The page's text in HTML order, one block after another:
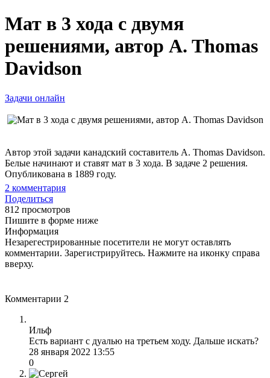
Мат в 3 хода с двумя
решениями, автор A. Thomas
Davidson
Задачи онлайн
Автор этой задачи канадский составитель A. Thomas Davidson.
Белые начинают и ставят мат в 3 хода. В задаче 2 решения.
Опубликована в 1889 году.
2 комментария
Поделиться
812 просмотров
Пишите в форме ниже
Информация
Незарегестрированные посетители не могут оставлять
комментарии. Зарегистрируйтесь. Нажмите на иконку справа
вверху.
Комментарии 2
Ильф
Есть вариант с дуалью на третьем ходу. Дальше искать?
28 января 2022 13:55
0